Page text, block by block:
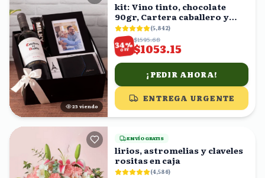
24 viendo
kit: Vino tinto, chocolate
90gr, Cartera caballero y
fotografía en caja
(5,842)
34%
OFF
$1595.68
$1053.15
¡PEDIR AHORA!
ENTREGA URGENTE
ENVÍO GRATIS
lirios, astromelias y claveles
rositas en caja
(4,586)